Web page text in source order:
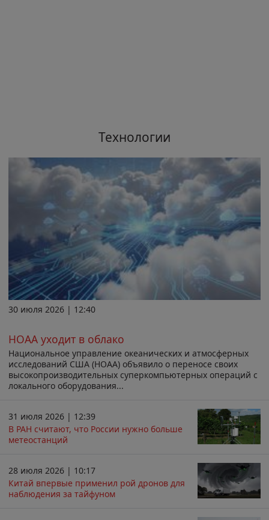
Технологии
30 июля 2026 | 12:40
НОАА уходит в облако
Национальное управление океанических и атмосферных
исследований США (НОАА) объявило о переносе своих
высокопроизводительных суперкомпьютерных операций с
локального оборудования...
31 июля 2026 | 12:39
В РАН считают, что России нужно больше
метеостанций
28 июля 2026 | 10:17
Китай впервые применил рой дронов для
наблюдения за тайфуном